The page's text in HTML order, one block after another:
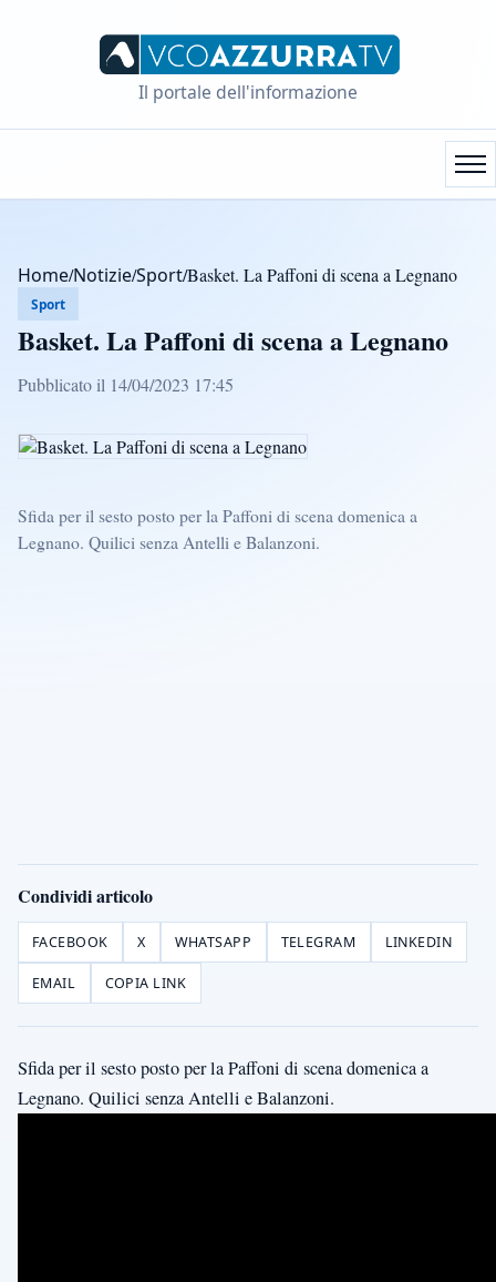
Il portale dell'informazione
Home/Notizie/Sport/Basket. La Paffoni di scena a Legnano
Sport
Basket. La Paffoni di scena a Legnano
Pubblicato il 14/04/2023 17:45
Sfida per il sesto posto per la Paffoni di scena domenica a
Legnano. Quilici senza Antelli e Balanzoni.
Condividi articolo
FACEBOOK X WHATSAPP TELEGRAM LINKEDIN
EMAIL COPIA LINK
Sfida per il sesto posto per la Paffoni di scena domenica a
Legnano. Quilici senza Antelli e Balanzoni.